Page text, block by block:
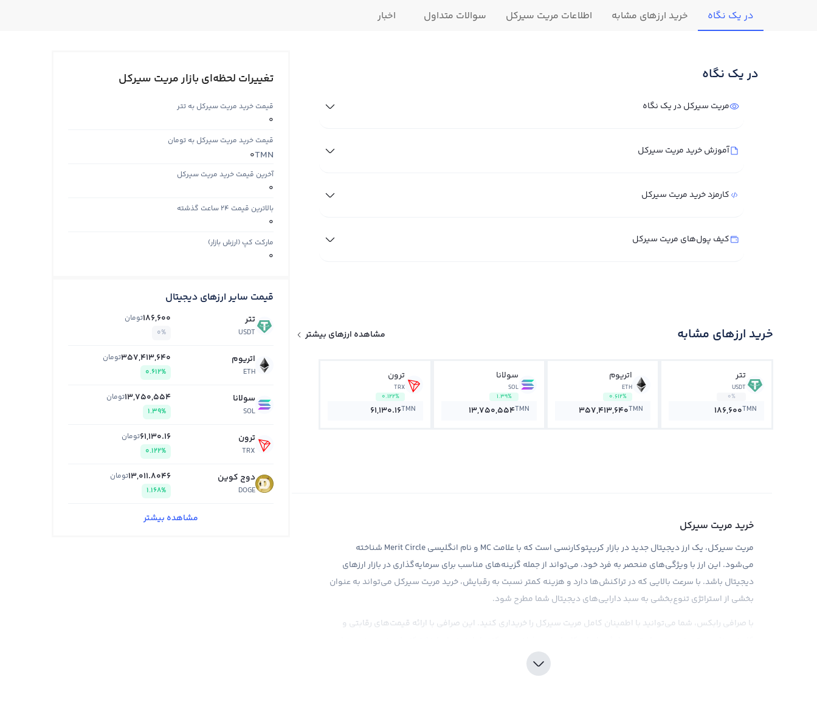
در یک نگاه خرید ارزهای مشابه اطلاعات مریت سیرکل سوالات متداول اخبار
در یک نگاه
مریت سیرکل در یک نگاه
آموزش خرید مریت سیرکل
کارمزد خرید مریت سیرکل
کیف پول‌های مریت سیرکل
خرید ارزهای مشابه مشاهده ارزهای بیشتر
تتر
USDT
0%
186,600TMN
اتریوم
ETH
0.612%
357,413,640TMN
سولانا
SOL
1.39%
13,750,554TMN
ترون
TRX
0.122%
61,130.16TMN
خرید مریت سیرکل
مریت سیرکل، یک ارز دیجیتال جدید در بازار کریپتوکارنسی است که با علامت MC و نام انگلیسی Merit Circle شناخته
می‌شود. این ارز با ویژگی‌های منحصر به فرد خود، می‌تواند از جمله گزینه‌های مناسب برای سرمایه‌گذاری در بازار ارزهای
دیجیتال باشد. با سرعت بالایی که در تراکنش‌ها دارد و هزینه کمتر نسبت به رقبایش، خرید مریت سیرکل می‌تواند به عنوان
بخشی از استراتژی تنوع‌بخشی به سبد دارایی‌های دیجیتال شما مطرح شود.
با صرافی رابکس، شما می‌توانید با اطمینان کامل مریت سیرکل را خریداری کنید. این صرافی با ارائه قیمت‌های رقابتی و
ارز دقت داشت، نیز باید به نکات امنیتی نیز توجه کرد. بنابراین، رعایت اصول امنیتی در هنگام خرید مریت سیرکل از اهمیت
تغییرات لحظه‌ای بازار مریت سیرکل
قیمت خرید مریت سیرکل به تتر
0
قیمت خرید مریت سیرکل به تومان
TMN
0
آخرین قیمت خرید مریت سیرکل
0
بالاترین قیمت ۲۴ ساعت گذشته
0
مارکت کپ (ارزش بازار)
0
قیمت سایر ارزهای دیجیتال
تتر
USDT
186,600تومان
0%
اتریوم
ETH
357,413,640تومان
0.612%
سولانا
SOL
13,750,554تومان
1.39%
ترون
TRX
61,130.16تومان
0.122%
دوج کوین
DOGE
13,011.8046تومان
1.168%
مشاهده بیشتر